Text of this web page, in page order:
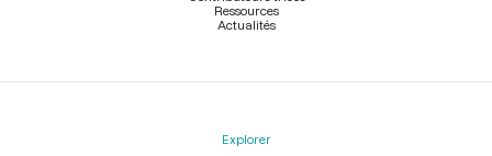
Ressources
Actualités
Explorer